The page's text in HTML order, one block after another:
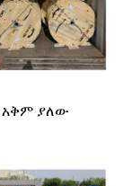
አቅም ያለው